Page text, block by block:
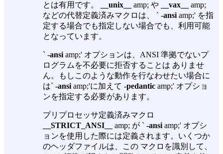
とは有用です。
__unix__ amp; や __vax__
amp;
などの代替定義済みマクロは、 ` -ansi amp;' を指
定する場合でも指定しない場合でも、利用可能
となっています。
` -ansi amp;' オプションは、ANSI 準拠でないプ
ログラムを不必要に拒否することは ありませ
ん。もしこのような動作を行なわせたい場合に
は` -ansi amp;'に加えて -pedantic amp;' オプショ
ンを指定する必要があります。
プリプロセッサ定義済みマクロ
__STRICT_ANSI__
amp; が ` -ansi amp;' オプシ
ョンを使用した際には定義されます。いくつか
のヘッダファイルは、この マクロを識別して、